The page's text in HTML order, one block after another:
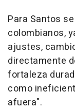
Para Santos
colombianos,
ajustes,
directamente
fortaleza
como
afuera".